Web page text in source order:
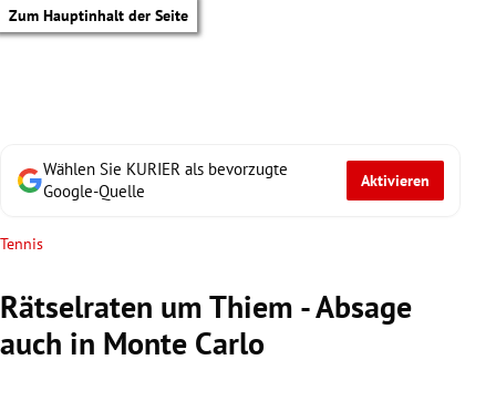
Zum Hauptinhalt der Seite
Wählen Sie KURIER als bevorzugte
Google-Quelle
Aktivieren
Tennis
Rätselraten um Thiem - Absage
auch in Monte Carlo